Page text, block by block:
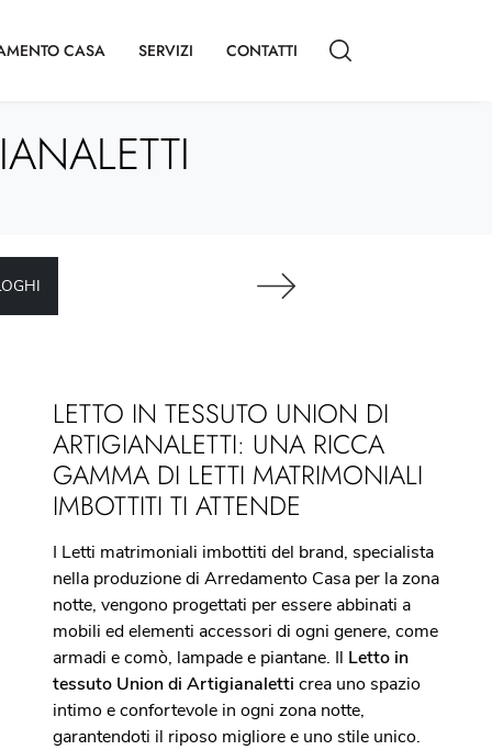
CASA SERVIZI CONTATTI
LETTO IN TESSUTO UNION DI
ARTIGIANALETTI: UNA RICCA
GAMMA DI LETTI MATRIMONIALI
IMBOTTITI TI ATTENDE
I Letti matrimoniali imbottiti del brand, specialista
nella produzione di Arredamento Casa per la zona
notte, vengono progettati per essere abbinati a
mobili ed elementi accessori di ogni genere, come
armadi e comò, lampade e piantane. Il Letto in
tessuto Union di Artigianaletti crea uno spazio
intimo e confortevole in ogni zona notte,
garantendoti il riposo migliore e uno stile unico.